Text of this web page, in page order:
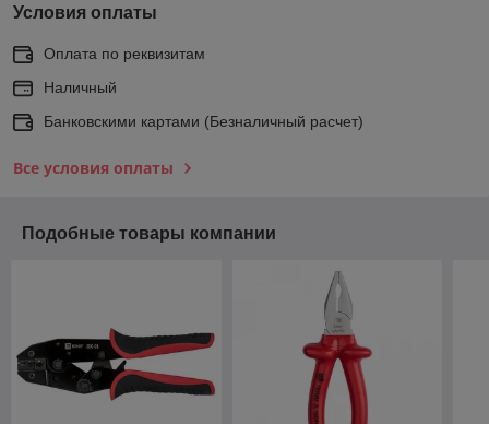
Условия оплаты
Оплата по реквизитам
Наличный
Банковскими картами (Безналичный расчет)
Все условия оплаты
Подобные товары компании